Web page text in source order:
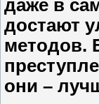
даже в
достают
методов.
они –